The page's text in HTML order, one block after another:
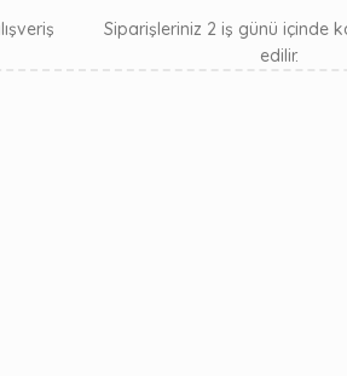
Siparişleriniz 2 iş günü içinde
edilir.